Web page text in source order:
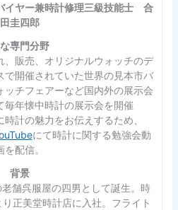
ヤー兼時計修理三級技能士 合
田圭四郎
専門分野
、販売、オリジナルウォッチのデ
で開催されていた世界の見本市バ
ッチフェアーなど国内外の展示会
毎年懐中時計の展示会を開催
計の魅力をお伝えするため、
にて時計に関する勉強会動
を配信。
背景
舗呉服屋の四男として誕生。時
正美堂時計店に入社。フライト